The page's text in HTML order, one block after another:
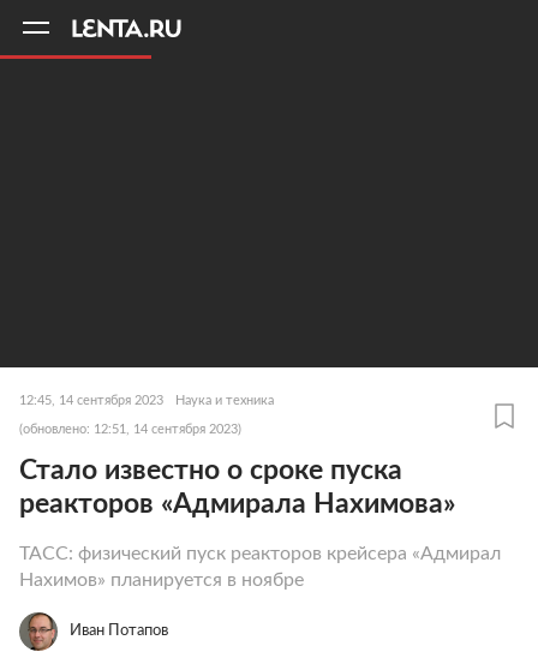
12:45, 14 сентября 2023 Наука и техника
(обновлено: 12:51, 14 сентября 2023)
Стало известно о сроке пуска
реакторов «Адмирала Нахимова»
ТАСС: физический пуск реакторов крейсера «Адмирал
Нахимов» планируется в ноябре
Иван Потапов